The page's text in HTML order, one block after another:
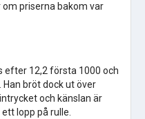
om priserna bakom var
efter 12,2 första 1000 och
bröt dock ut över
och känslan är
lopp på rulle.